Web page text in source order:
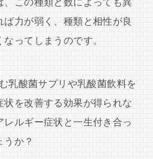
、この種類と数によっても異
力が弱く、種類と相性が良
ってしまうのです。
乳酸菌サプリや乳酸菌飲料を
を改善する効果が得られな
ルギー症状と一生付き合っ
うか？